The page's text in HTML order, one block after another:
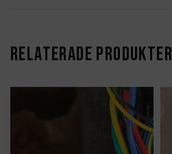
RELATERADE PRODUKTER